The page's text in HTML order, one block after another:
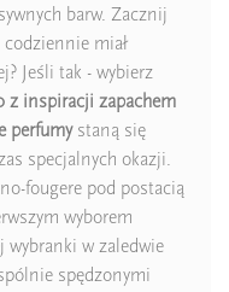
barw. Zacznij
codziennie miał
Jeśli tak - wybierz
z inspiracji zapachem
perfumystaną się
specjalnych okazji.
fougere pod postacią
wyborem
wybranki w zaledwie
spędzonymi